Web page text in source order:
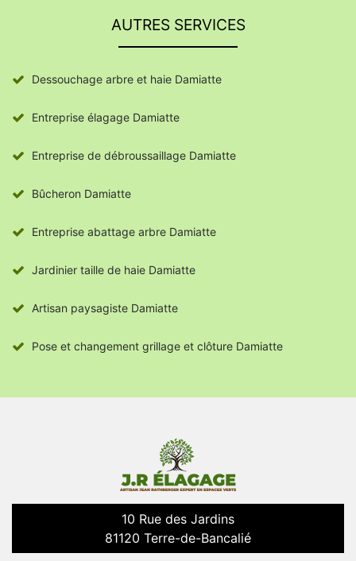
AUTRES SERVICES
Dessouchage arbre et haie Damiatte
Entreprise élagage Damiatte
Entreprise de débroussaillage Damiatte
Bûcheron Damiatte
Entreprise abattage arbre Damiatte
Jardinier taille de haie Damiatte
Artisan paysagiste Damiatte
Pose et changement grillage et clôture Damiatte
10 Rue des Jardins
81120 Terre-de-Bancalié